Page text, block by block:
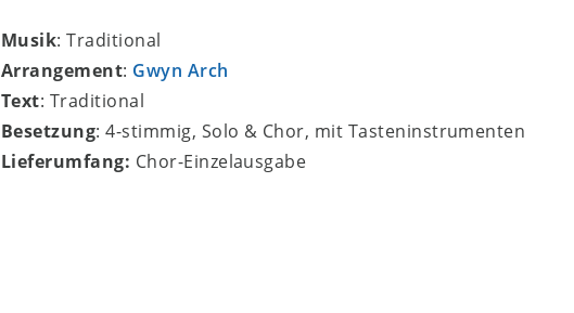
Musik: Traditional
Arrangement: Gwyn Arch
Text: Traditional
Besetzung: 4-stimmig, Solo & Chor, mit Tasteninstrumenten
Lieferumfang: Chor-Einzelausgabe